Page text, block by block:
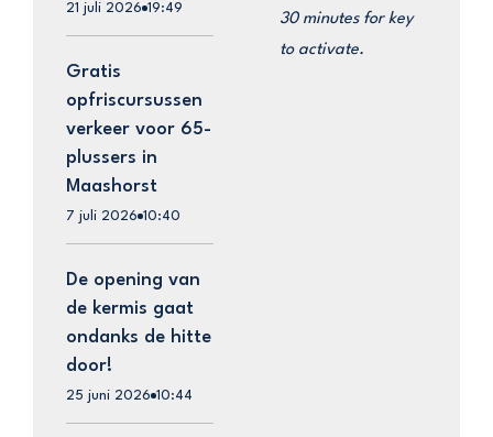
21 juli 2026 19:49
Gratis
opfriscursussen
verkeer voor 65-
plussers in
Maashorst
7 juli 2026 10:40
De opening van
de kermis gaat
ondanks de hitte
door!
25 juni 2026 10:44
30 minutes for key
to activate.